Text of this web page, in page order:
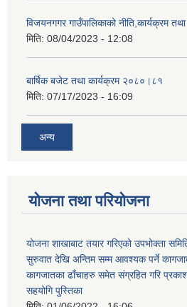
विजयनगगर गाउँपालिकाको नीति,कार्यक्रम
मिति: 08/04/2023 - 12:08
बार्षिक बजेट तथा कार्यक्रम २०८०।८१
मिति: 07/17/2023 - 16:09
अन्य
योजना तथा परियोजना
योजना शाखाबाट तयार गरिएको उपभोक्ता
सुरुवात देखि अन्तिम सम्म आवश्यक पर्ने
कागजातका ढाँचाहरु समेत संग्रहित गरि
सहयोगि पुस्तिका